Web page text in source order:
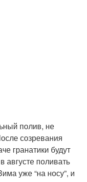
полив, не
созревания
гранатики будут
августе поливать
уже “на носу”, и